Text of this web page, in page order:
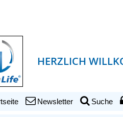
HERZLICH
Newsletter Suche